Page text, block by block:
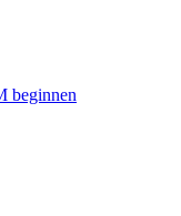
beginnen